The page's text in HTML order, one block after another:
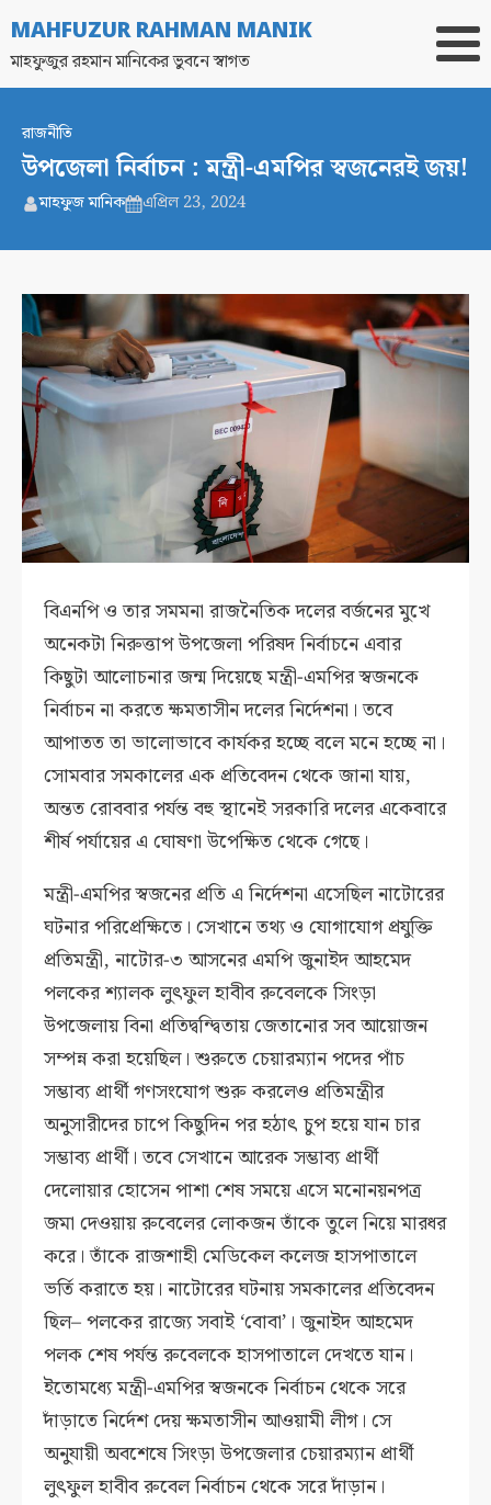
MAHFUZUR RAHMAN MANIK
মাহফুজুর রহমান মানিকের ভুবনে স্বাগত
রাজনীতি
উপজেলা নির্বাচন : মন্ত্রী-এমপির স্বজনেরই জয়!
মাহফুজ মানিক এপ্রিল 23, 2024
বিএনপি ও তার সমমনা রাজনৈতিক দলের বর্জনের মুখে
অনেকটা নিরুত্তাপ উপজেলা পরিষদ নির্বাচনে এবার
কিছুটা আলোচনার জন্ম দিয়েছে মন্ত্রী-এমপির স্বজনকে
নির্বাচন না করতে ক্ষমতাসীন দলের নির্দেশনা। তবে
আপাতত তা ভালোভাবে কার্যকর হচ্ছে বলে মনে হচ্ছে না।
সোমবার সমকালের এক প্রতিবেদন থেকে জানা যায়,
অন্তত রোববার পর্যন্ত বহু স্থানেই সরকারি দলের একেবারে
শীর্ষ পর্যায়ের এ ঘোষণা উপেক্ষিত থেকে গেছে।
মন্ত্রী-এমপির স্বজনের প্রতি এ নির্দেশনা এসেছিল নাটোরের
ঘটনার পরিপ্রেক্ষিতে। সেখানে তথ্য ও যোগাযোগ প্রযুক্তি
প্রতিমন্ত্রী, নাটোর-৩ আসনের এমপি জুনাইদ আহমেদ
পলকের শ্যালক লুৎফুল হাবীব রুবেলকে সিংড়া
উপজেলায় বিনা প্রতিদ্বন্দ্বিতায় জেতানোর সব আয়োজন
সম্পন্ন করা হয়েছিল। শুরুতে চেয়ারম্যান পদের পাঁচ
সম্ভাব্য প্রার্থী গণসংযোগ শুরু করলেও প্রতিমন্ত্রীর
অনুসারীদের চাপে কিছুদিন পর হঠাৎ চুপ হয়ে যান চার
সম্ভাব্য প্রার্থী। তবে সেখানে আরেক সম্ভাব্য প্রার্থী
দেলোয়ার হোসেন পাশা শেষ সময়ে এসে মনোনয়নপত্র
জমা দেওয়ায় রুবেলের লোকজন তাঁকে তুলে নিয়ে মারধর
করে। তাঁকে রাজশাহী মেডিকেল কলেজ হাসপাতালে
ভর্তি করাতে হয়। নাটোরের ঘটনায় সমকালের প্রতিবেদন
ছিল– পলকের রাজ্যে সবাই ‘বোবা’। জুনাইদ আহমেদ
পলক শেষ পর্যন্ত রুবেলকে হাসপাতালে দেখতে যান।
ইতোমধ্যে মন্ত্রী-এমপির স্বজনকে নির্বাচন থেকে সরে
দাঁড়াতে নির্দেশ দেয় ক্ষমতাসীন আওয়ামী লীগ। সে
অনুযায়ী অবশেষে সিংড়া উপজেলার চেয়ারম্যান প্রার্থী
লুৎফুল হাবীব রুবেল নির্বাচন থেকে সরে দাঁড়ান।